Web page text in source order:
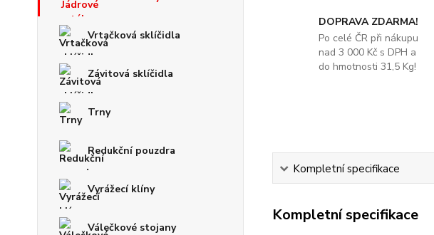
Vrtačková sklíčidla
Závitová sklíčidla
Trny
Redukční pouzdra
Vyrážecí klíny
Válečkové stojany
DOPRAVA ZDARMA!
Po celé ČR při nákupu
nad 3 000 Kč s DPH a
do hmotnosti 31,5 Kg!
Kompletní specifikace
Kompletní specifikace